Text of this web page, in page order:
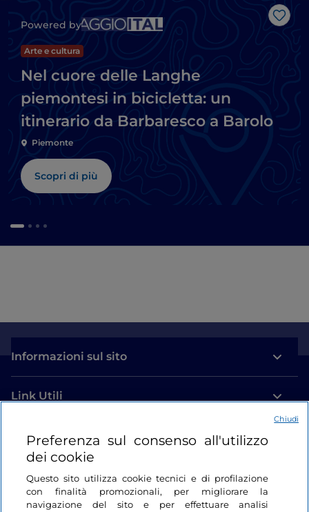
Like
Powered by
Arte e cultura
Nel cuore delle Langhe
piemontesi in bicicletta: un
itinerario da Barbaresco a Barolo
Piemonte
Scopri di più
Informazioni sul sito
Link Utili
Login
Restiamo in contatto
Preferenza sul consenso all'utilizzo
dei cookie
Questo sito utilizza cookie tecnici e di profilazione
con finalità promozionali, per migliorare la
navigazione del sito e per effettuare analisi
Chiudi